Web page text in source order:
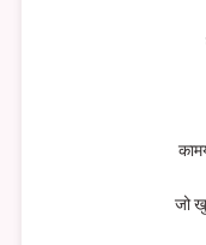
जो